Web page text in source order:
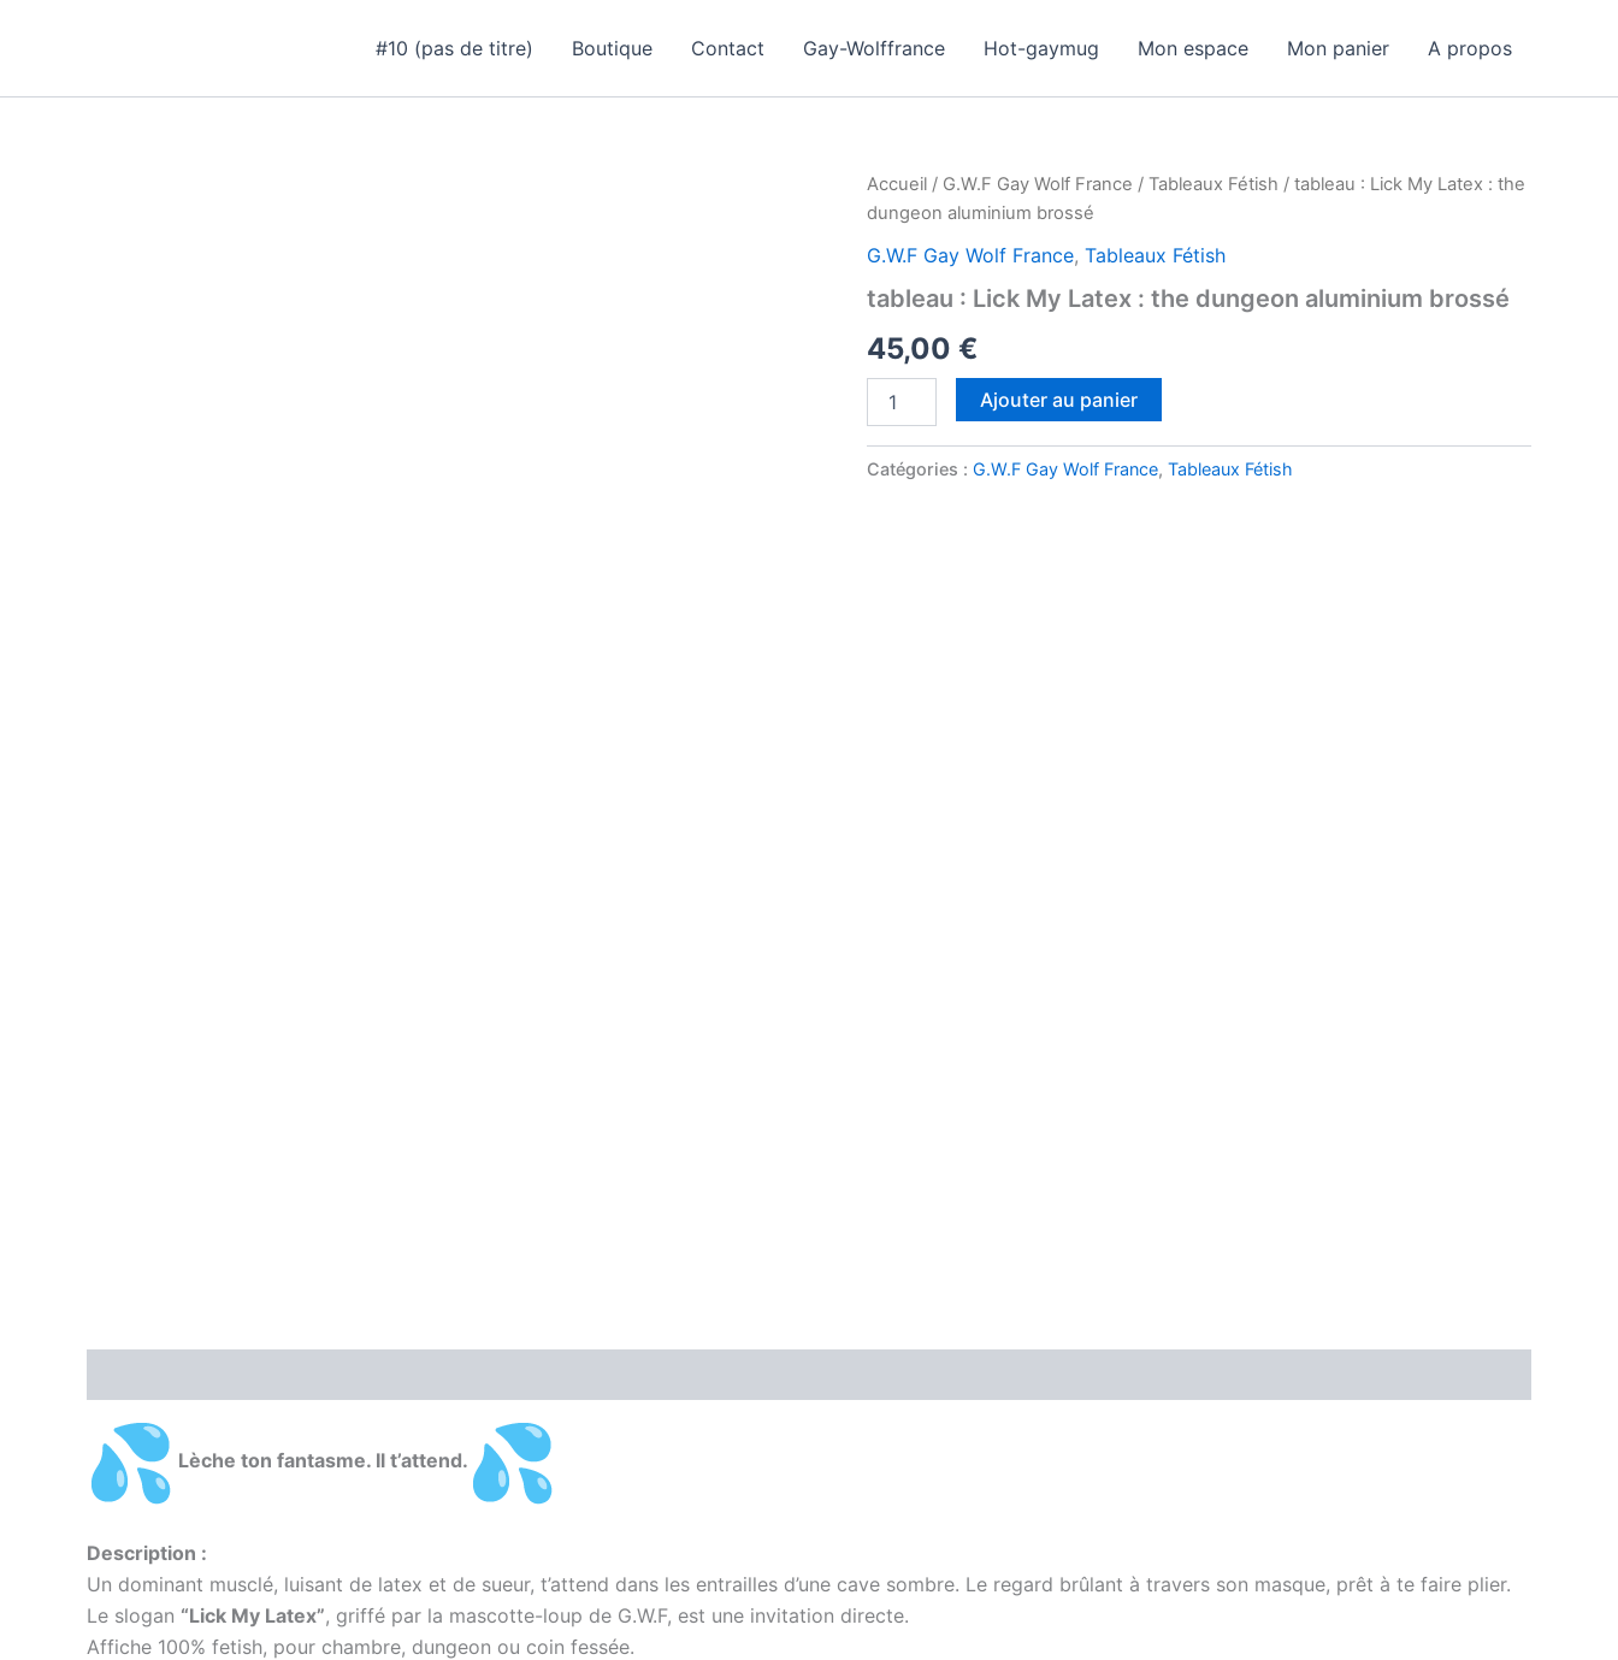
#10 (pas de titre) Boutique Contact Gay-Wolffrance Hot-gaymug Mon espace Mon panier A propos
Accueil / G.W.F Gay Wolf France / Tableaux Fétish / tableau : Lick My Latex : the
dungeon aluminium brossé
G.W.F Gay Wolf France, Tableaux Fétish
tableau : Lick My Latex : the dungeon aluminium brossé
45,00 €
:
Ajouter au panier
Catégories : G.W.F Gay Wolf France, Tableaux Fétish
Lèche ton fantasme. Il t’attend.
Description :
Un dominant musclé, luisant de latex et de sueur, t’attend dans les entrailles d’une cave sombre. Le regard brûlant à travers son masque, prêt à te faire plier.
Le slogan “Lick My Latex”, griffé par la mascotte-loup de G.W.F, est une invitation directe.
Affiche 100% fetish, pour chambre, dungeon ou coin fessée.